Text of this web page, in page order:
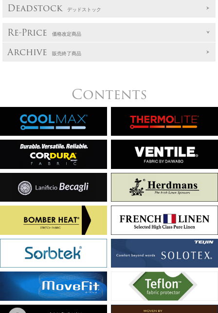
Deadstock デッドストック
Re-Price 価格改定商品
Archive 販売終了商品
Contents